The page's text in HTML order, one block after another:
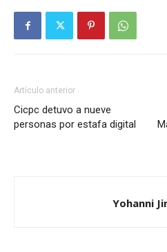
Artículo anterior
Cicpc detuvo a nueve
personas por estafa digital
Yohanni